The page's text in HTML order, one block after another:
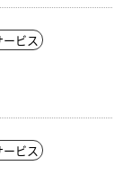
ビス
ビス